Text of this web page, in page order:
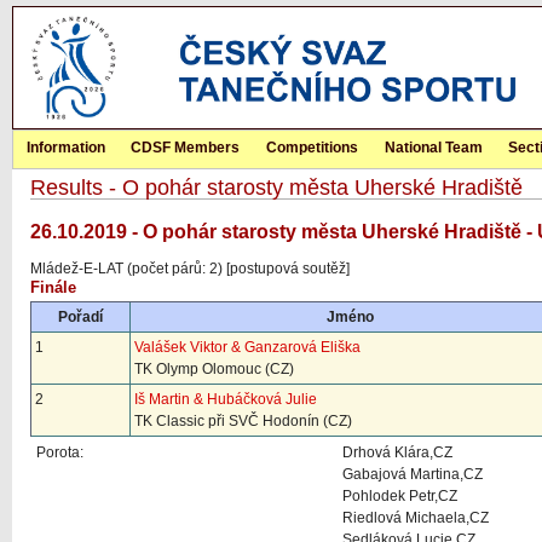
Information CDSF Members Competitions National Team
Results - O pohár starosty města Uherské Hradiště
26.10.2019 - O pohár starosty města Uherské Hradiště -
Mládež-E-LAT (počet párů: 2) [postupová soutěž]
Finále
Pořadí
Jméno
1
Valášek Viktor & Ganzarová Eliška
TK Olymp Olomouc (CZ)
2
Iš Martin & Hubáčková Julie
TK Classic při SVČ Hodonín (CZ)
Porota:
Drhová Klára,CZ
Gabajová Martina,CZ
Pohlodek Petr,CZ
Riedlová Michaela,CZ